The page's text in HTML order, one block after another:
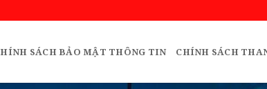
SÁCH BẢO MẬT THÔNG TIN CHÍNH SÁCH